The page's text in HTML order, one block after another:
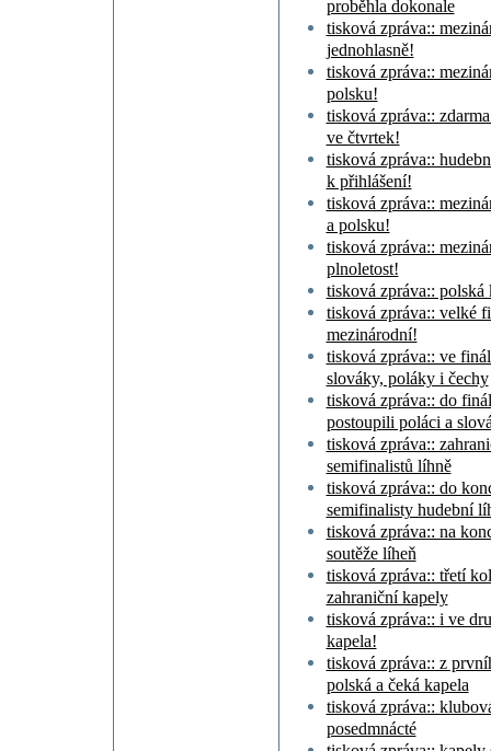
proběhla dokonale
tisková zpráva::
jednohlasně!
tisková zpráva::
polsku!
tisková zpráva::
ve čtvrtek!
tisková zpráva::
k přihlášení!
tisková zpráva::
a polsku!
tisková zpráva::
plnoletost!
tisková zpráva::
tisková zpráva:: velké
mezinárodní!
tisková zpráva:: ve
slováky, poláky i čechy
tisková zpráva:: do
postoupili poláci a
tisková zpráva::
semifinalistů líhně
tisková zpráva:: do
semifinalisty hudební
tisková zpráva:: na
soutěže líheň
tisková zpráva:: třetí
zahraniční kapely
tisková zpráva:: i ve
kapela!
tisková zpráva:: z
polská a čeká kapela
tisková zpráva::
posedmnácté